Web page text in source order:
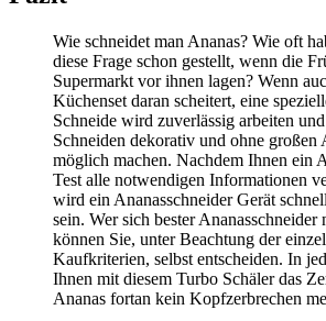
Wie schneidet man Ananas? Wie oft
diese Frage schon gestellt, wenn die
Supermarkt vor ihnen lagen? Wenn
Küchenset daran scheitert, eine
Schneide wird zuverlässig arbeiten
Schneiden dekorativ und ohne großen
möglich machen. Nachdem Ihnen ein
Test alle notwendigen Informationen
wird ein Ananasschneider Gerät
sein. Wer sich bester Ananasschneider
können Sie, unter Beachtung der
Kaufkriterien, selbst entscheiden. In
Ihnen mit diesem Turbo Schäler das
Ananas fortan kein Kopfzerbrechen